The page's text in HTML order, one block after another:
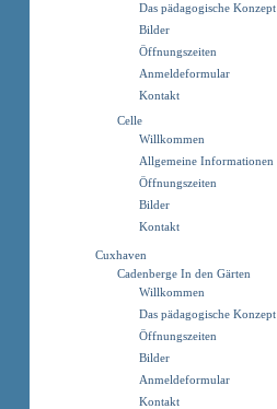
Das pädagogische Konzept
Bilder
Öffnungszeiten
Anmeldeformular
Kontakt
Celle
Willkommen
Allgemeine Informationen
Öffnungszeiten
Bilder
Kontakt
Cuxhaven
Cadenberge In den Gärten
Willkommen
Das pädagogische Konzept
Öffnungszeiten
Bilder
Anmeldeformular
Kontakt